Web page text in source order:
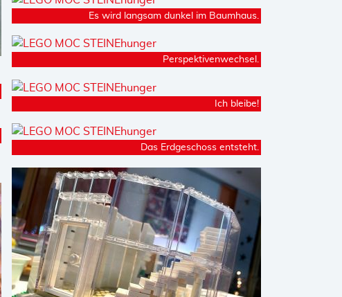
Es wird langsam dunkel im Baumhaus.
Perspektivenwechsel.
Ich bleibe!
Das Erdgeschoss entsteht.